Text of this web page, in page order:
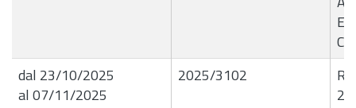
dal 23/10/2025
al 07/11/2025
2025/3102